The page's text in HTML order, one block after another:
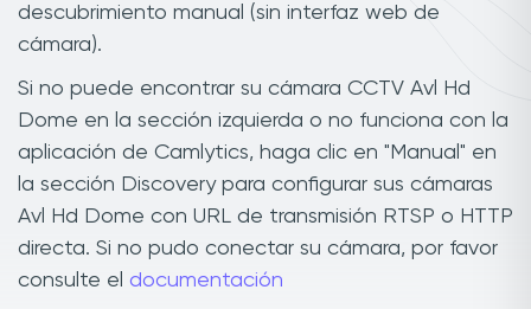
descubrimiento manual (sin interfaz web de
cámara).
Si no puede encontrar su cámara CCTV Avl Hd
Dome en la sección izquierda o no funciona con la
aplicación de Camlytics, haga clic en "Manual" en
la sección Discovery para configurar sus cámaras
Avl Hd Dome con URL de transmisión RTSP o HTTP
directa. Si no pudo conectar su cámara, por favor
consulte el documentación